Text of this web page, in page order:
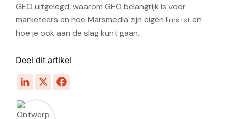
GEO uitgelegd, waarom GEO belangrijk is voor
marketeers en hoe Marsmedia zijn eigenllms.txt en
hoe je ook aan de slag kunt gaan.
Deel dit artikel